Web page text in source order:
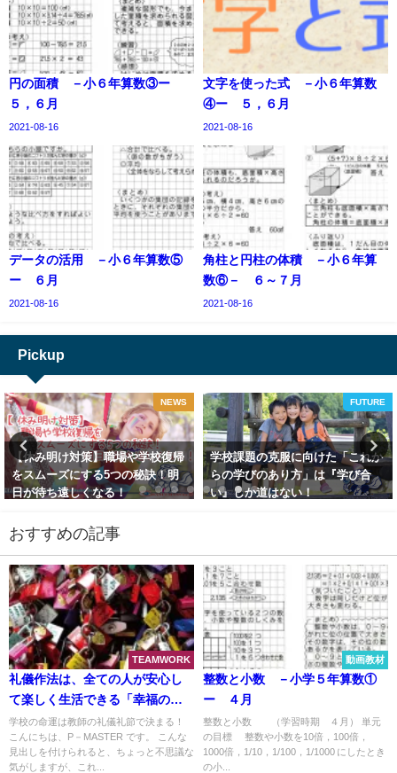
円の面積 －小６年算数③ー
５，６月
2021-08-16
文字を使った式 －小６年算数
④ー ５，６月
2021-08-16
データの活用 －小６年算数⑤
ー ６月
2021-08-16
角柱と円柱の体積 －小６年算
数⑥－ ６～７月
2021-08-16
Pickup
NEWS
【休み明け対策】職場や学校復帰
をスムーズにする5つの秘訣！明
日が待ち遠しくなる！
FUTURE
学校課題の克服に向けた「これか
らの学びのあり方」は『学び合
い』しか道はない！
おすすめの記事
TEAMWORK
礼儀作法は、全ての人が安心し
て楽しく生活できる「幸福の
鍵」
学校の命運は教師の礼儀礼節で決まる！
こんにちは、P－MASTER です。 こんな
見出しを付けられると、ちょっと不思議な
気がしますが、これ...
動画教材
整数と小数 －小学５年算数①
ー ４月
整数と小数 （学習時期 ４月） 単元
の目標 整数や小数を10倍，100倍，
1000倍，1/10，1/100，1/1000 にしたとき
の小...